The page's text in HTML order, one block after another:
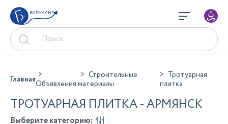
БИРЖА СНГ
ГлавнаяОбъявления
Строительные
материалы
Тротуарная
плитка
ТРОТУАРНАЯ ПЛИТКА - АРМЯНСК
Выберите категорию: